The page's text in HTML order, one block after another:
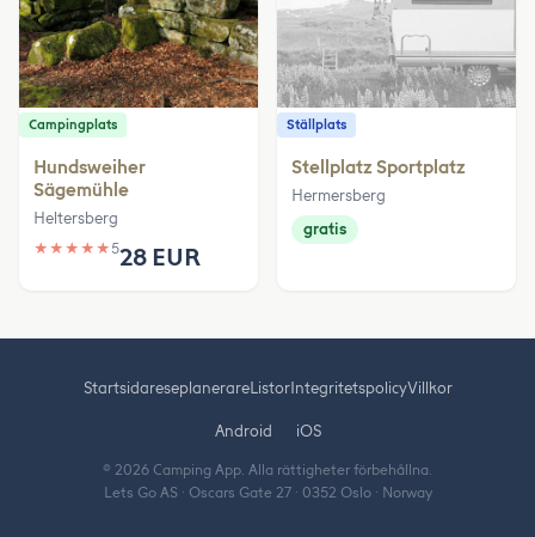
Campingplats
Hundsweiher
Sägemühle
Heltersberg
★ ★ ★ ★ ★528 EUR
Ställplats
Stellplatz Sportplatz
Hermersberg
gratis
StartsidareseplanerareListorIntegritetspolicyVillkor
Android iOS
© 2026 Camping App. Alla rättigheter förbehållna.
Lets Go AS · Oscars Gate 27 · 0352 Oslo · Norway